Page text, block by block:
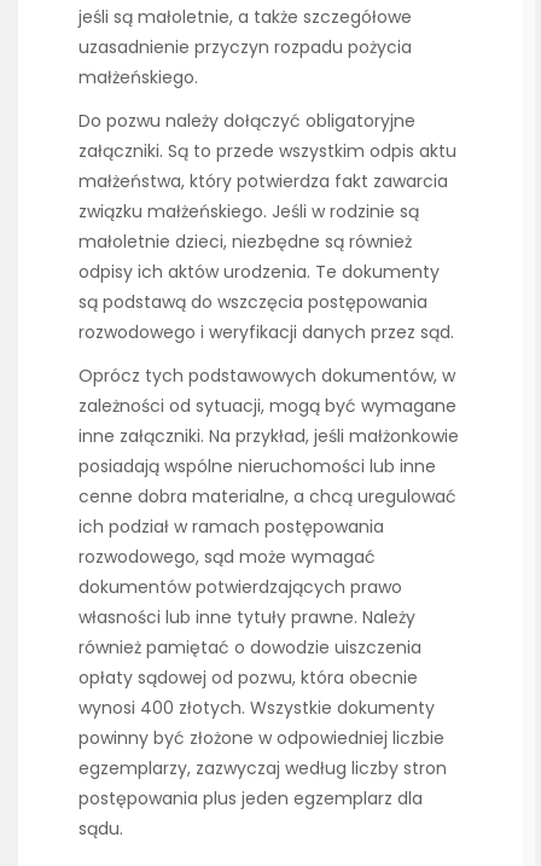
jeśli są małoletnie, a także szczegółowe
uzasadnienie przyczyn rozpadu pożycia
małżeńskiego.
Do pozwu należy dołączyć obligatoryjne
załączniki. Są to przede wszystkim odpis aktu
małżeństwa, który potwierdza fakt zawarcia
związku małżeńskiego. Jeśli w rodzinie są
małoletnie dzieci, niezbędne są również
odpisy ich aktów urodzenia. Te dokumenty
są podstawą do wszczęcia postępowania
rozwodowego i weryfikacji danych przez sąd.
Oprócz tych podstawowych dokumentów, w
zależności od sytuacji, mogą być wymagane
inne załączniki. Na przykład, jeśli małżonkowie
posiadają wspólne nieruchomości lub inne
cenne dobra materialne, a chcą uregulować
ich podział w ramach postępowania
rozwodowego, sąd może wymagać
dokumentów potwierdzających prawo
własności lub inne tytuły prawne. Należy
również pamiętać o dowodzie uiszczenia
opłaty sądowej od pozwu, która obecnie
wynosi 400 złotych. Wszystkie dokumenty
powinny być złożone w odpowiedniej liczbie
egzemplarzy, zazwyczaj według liczby stron
postępowania plus jeden egzemplarz dla
sądu.